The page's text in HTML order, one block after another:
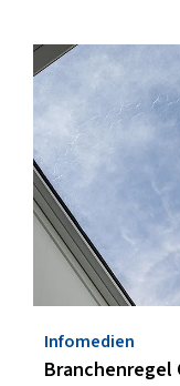
Infomedien
Branchenregel